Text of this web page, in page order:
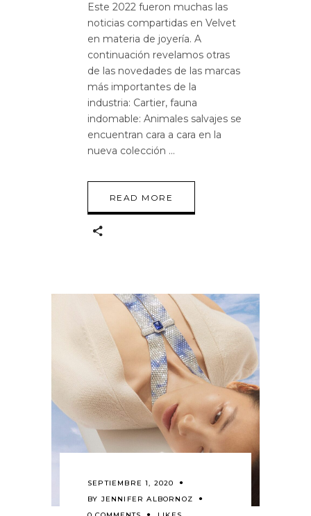
Este 2022 fueron muchas las
noticias compartidas en Velvet
en materia de joyería. A
continuación revelamos otras
de las novedades de las marcas
más importantes de la
industria: Cartier, fauna
indomable: Animales salvajes se
encuentran cara a cara en la
nueva colección
READ MORE
SEPTIEMBRE 1, 2020
BY JENNIFER ALBORNOZ